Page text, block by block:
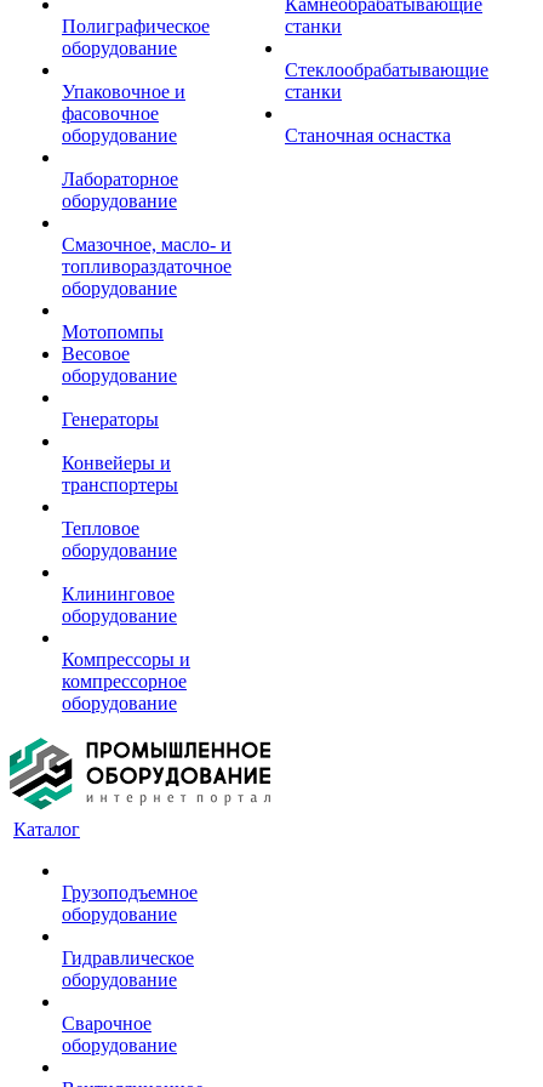
Полиграфическое
оборудование
Упаковочное и
фасовочное
оборудование
Лабораторное
оборудование
Смазочное, масло- и
топливораздаточное
оборудование
Мотопомпы
Весовое
оборудование
Генераторы
Конвейеры и
транспортеры
Тепловое
оборудование
Клининговое
оборудование
Компрессоры и
компрессорное
оборудование
Камнеобрабатывающие
станки
Стеклообрабатывающие
станки
Станочная оснастка
Каталог
Грузоподъемное
оборудование
Гидравлическое
оборудование
Сварочное
оборудование